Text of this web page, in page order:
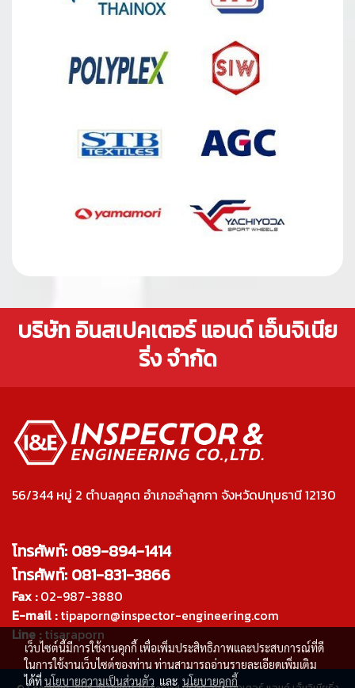
บริษัท อินสเปคเตอร์ แอนด์ เอ็นจิเนีย
ริ่ง จำกัด
56/344 หมู่ 2 ตำบลคูคต อำเภอลำลูกกา จังหวัดปทุมธานี 12130
โทรศัพท์: 089-894-1414
โทรศัพท์: 081-831-3866
Fax :02-987-3880
E-mail :tipaporn@inspector-engineering.com
Line :tisaraporn
เว็บไซต์นี้มีการใช้งานคุกกี้ เพื่อเพิ่มประสิทธิภาพและประสบการณ์ที่ดี
ในการใช้งานเว็บไซต์ของท่าน ท่านสามารถอ่านรายละเอียดเพิ่มเติม
ได้ที่นโยบายความเป็นส่วนตัว และ นโยบายคุกกี้